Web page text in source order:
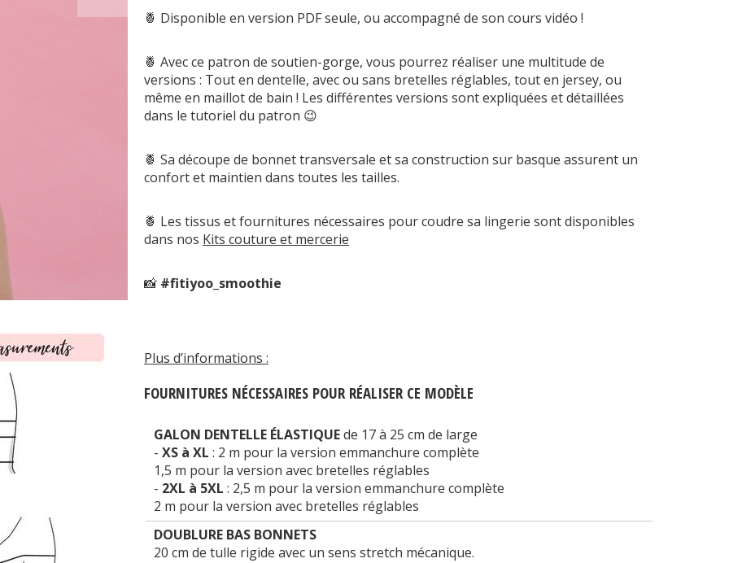
🍍 Disponible en version PDF seule, ou accompagné de son cours vidéo !
🍍 Avec ce patron de soutien-gorge, vous pourrez réaliser une multitude de
versions : Tout en dentelle, avec ou sans bretelles réglables, tout en jersey, ou
même en maillot de bain ! Les différentes versions sont expliquées et détaillées
dans le tutoriel du patron 😉
🍍 Sa découpe de bonnet transversale et sa construction sur basque assurent un
confort et maintien dans toutes les tailles.
🍍 Les tissus et fournitures nécessaires pour coudre sa lingerie sont disponibles
dans nos Kits couture et mercerie
📸 #fitiyoo_smoothie
Plus d’informations :
FOURNITURES NÉCESSAIRES POUR RÉALISER CE MODÈLE
GALON DENTELLE ÉLASTIQUEde 17 à 25 cm de large
- XS à XL : 2 m pour la version emmanchure complète
1,5 m pour la version avec bretelles réglables
- 2XL à 5XL : 2,5 m pour la version emmanchure complète
2 m pour la version avec bretelles réglables
DOUBLURE BAS BONNETS
20 cm de tulle rigide avec un sens stretch mécanique.